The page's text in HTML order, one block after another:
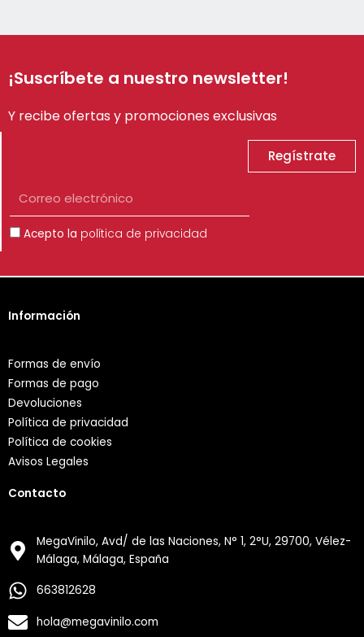
¡Suscríbete a nuestro newsletter!
Y recibe ofertas y promociones exclusivas
electrónico
Aceptación
Acepto la política de privacidad
Regístrate
Información
Formas de envío
Formas de pago
Devoluciones
Política de privacidad
Política de cookies
Avisos Legales
Contacto
MegaVinilo, Avd/ de las Naciones, N° 1, 2°U, 29700, Vélez-
Málaga, Málaga, España
663812628
hola@megavinilo.com